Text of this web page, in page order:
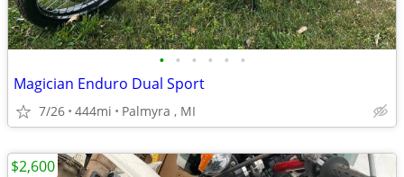
• • • • • •
Magician Enduro Dual Sport
7/26 444mi Palmyra , MI
$2,600